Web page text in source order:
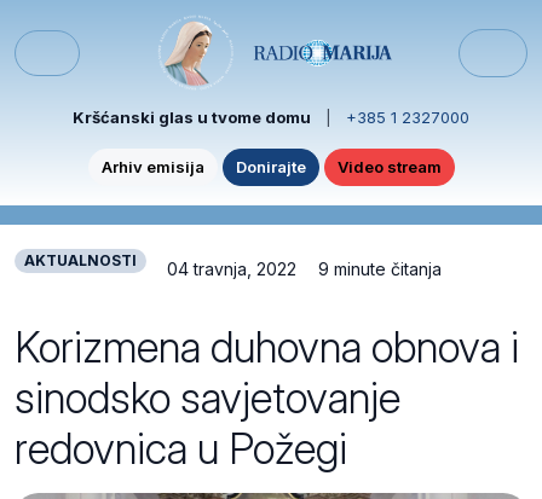
Menu
Kršćanski glas u tvome domu +385 1 2327000
Arhiv emisija Donirajte Video stream
AKTUALNOSTI 04 travnja, 2022 9 minute čitanja
Korizmena duhovna obnova i
sinodsko savjetovanje
redovnica u Požegi